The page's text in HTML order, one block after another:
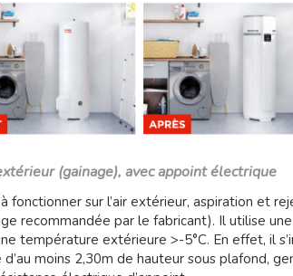
(gainage), avec appoint électrique
fonctionner sur l’air extérieur, aspiration et
recommandée par le fabricant). Il utilise
température extérieure >-5°C. En effet, il
d’au moins 2,30m de hauteur sous plafond,